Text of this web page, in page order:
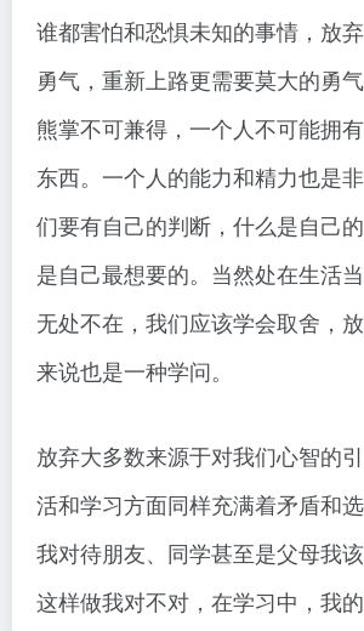
谁都害怕和恐惧未知的事情，放
勇气，重新上路更需要莫大的勇
熊掌不可兼得，一个人不可能拥
东西。一个人的能力和精力也是
们要有自己的判断，什么是自己
是自己最想要的。当然处在生活
无处不在，我们应该学会取舍，
来说也是一种学问。
放弃大多数来源于对我们心智的
活和学习方面同样充满着矛盾和
我对待朋友、同学甚至是父母我
这样做我对不对，在学习中，我